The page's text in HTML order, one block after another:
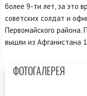
более 9-ти лет, за это
советских солдат и
Первомайского района.
вышли из Афганистана
ФОТОГАЛЕРЕЯ